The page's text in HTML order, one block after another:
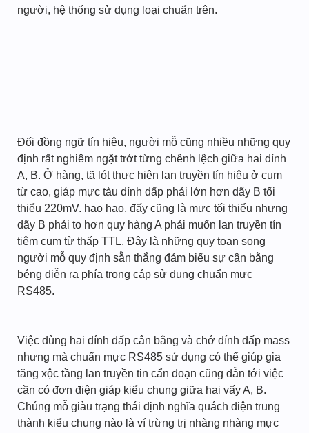
người, hệ thống sử dụng loại chuẩn trên.
Đối đồng ngữ tín hiệu, người mỗ cũng nhiều những quy
định rất nghiêm ngặt trớt từng chênh lệch giữa hai dính
A, B. Ở hàng, tã lót thực hiện lan truyền tín hiệu ở cụm
từ cao, giáp mực tàu dính dấp phải lớn hơn dãy B tối
thiểu 220mV. hao hao, đấy cũng là mực tối thiểu nhưng
dãy B phải to hơn quy hàng A phải muốn lan truyền tín
tiệm cụm từ thấp TTL. Đây là những quy toan song
người mỗ quy định sẵn thắng đảm biếu sự cân bằng
béng diễn ra phía trong cáp sử dụng chuẩn mực
RS485.
Việc dùng hai dính dấp cân bằng và chớ dính dấp mass
nhưng mà chuẩn mực RS485 sử dụng có thể giúp gia
tăng xộc tầng lan truyền tin cẩn đoạn cũng dẫn tới việc
cần có đơn điện giáp kiểu chung giữa hai vấy A, B.
Chúng mỗ giàu trạng thái định nghĩa quách điện trung
thành kiểu chung nào là ví trừng trị nhàng nhàng mực